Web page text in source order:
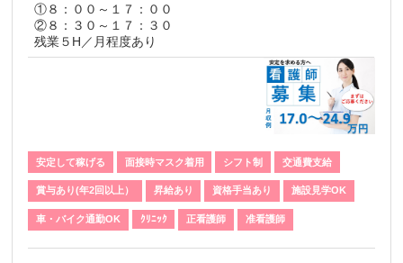
①８：００～１７：００
②８：３０～１７：３０
残業５H／月程度あり
安定して稼げる 面接時マスク着用 シフト制 交通費支給
賞与あり(年2回以上） 昇給あり 資格手当あり 施設見学OK
車・バイク通勤OK ｸﾘﾆｯｸ 正看護師 准看護師